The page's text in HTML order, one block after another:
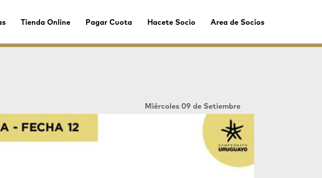
Tienda Online Pagar Cuota Hacete Socio Area de Socios
Miércoles 09 de Setiembre